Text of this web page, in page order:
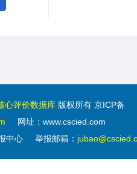
心评价数据库 版权所有 京ICP备
网址：www.cscied.com
中心 举报邮箱：